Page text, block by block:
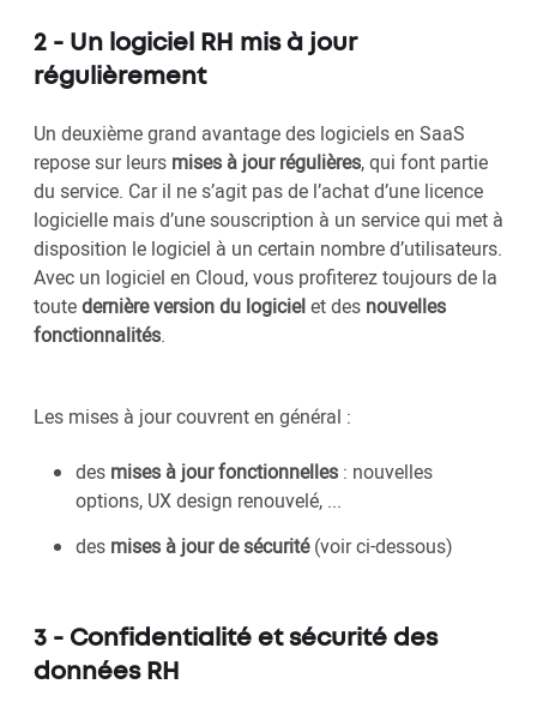
2 - Un logiciel RH mis à jour
régulièrement
Un deuxième grand avantage des logiciels en SaaS
repose sur leurs mises à jour régulières, qui font partie
du service. Car il ne s’agit pas de l’achat d’une licence
logicielle mais d’une souscription à un service qui met à
disposition le logiciel à un certain nombre d’utilisateurs.
Avec un logiciel en Cloud, vous profiterez toujours de la
toutedernière version du logicielet des nouvelles
fonctionnalités.
Les mises à jour couvrent en général :
des mises à jour fonctionnelles : nouvelles
options, UX design renouvelé, ...
des mises à jour de sécurité(voir ci-dessous)
3 - Confidentialité et sécurité des
données RH